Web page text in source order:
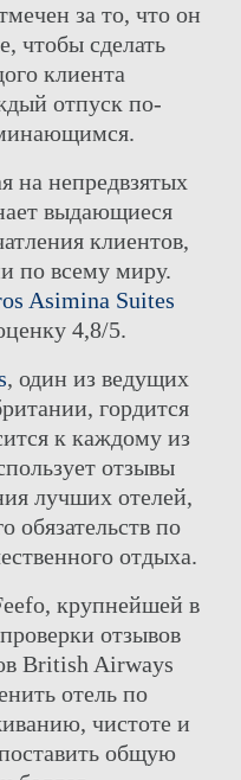
С
CHECK-IN
BEACH HOTEL
ROYAL BEACH HOTEL
BEACH HOTEL
за то, что он
чтобы сделать
клиента
отпуск по-
на непредвзятых
выдающиеся
клиентов,
по всему миру.
Asimina Suites
4,8/5.
, один из ведущих
гордится
к каждому из
отзывы
лучших отелей,
обязательств по
отдыха.
крупнейшей в
отзывов
British Airways
отель по
чистоте и
общую